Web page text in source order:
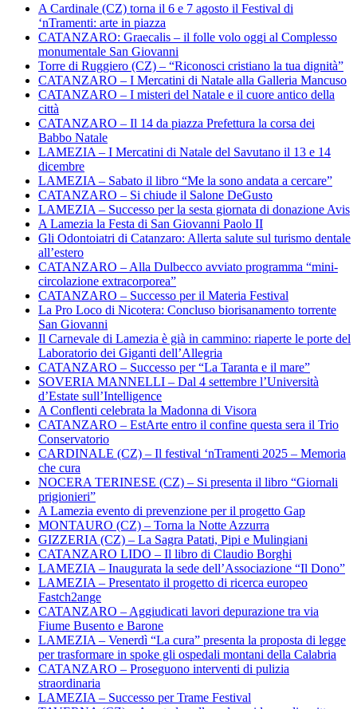
A Cardinale (CZ) torna il 6 e 7 agosto il Festival di
‘nTramenti: arte in piazza
CATANZARO: Graecalis – il folle volo oggi al Complesso
monumentale San Giovanni
Torre di Ruggiero (CZ) – “Riconosci cristiano la tua dignità”
CATANZARO – I Mercatini di Natale alla Galleria Mancuso
CATANZARO – I misteri del Natale e il cuore antico della
città
CATANZARO – Il 14 da piazza Prefettura la corsa dei
Babbo Natale
LAMEZIA – I Mercatini di Natale del Savutano il 13 e 14
dicembre
LAMEZIA – Sabato il libro “Me la sono andata a cercare”
CATANZARO – Si chiude il Salone DeGusto
LAMEZIA – Successo per la sesta giornata di donazione Avis
A Lamezia la Festa di San Giovanni Paolo II
Gli Odontoiatri di Catanzaro: Allerta salute sul turismo dentale
all’estero
CATANZARO – Alla Dulbecco avviato programma “mini-
circolazione extracorporea”
CATANZARO – Successo per il Materia Festival
La Pro Loco di Nicotera: Concluso biorisanamento torrente
San Giovanni
Il Carnevale di Lamezia è già in cammino: riaperte le porte del
Laboratorio dei Giganti dell’Allegria
CATANZARO – Successo per “La Taranta e il mare”
SOVERIA MANNELLI – Dal 4 settembre l’Università
d’Estate sull’Intelligence
A Conflenti celebrata la Madonna di Visora
CATANZARO – EstArte entro il confine questa sera il Trio
Conservatorio
CARDINALE (CZ) – Il festival ‘nTramenti 2025 – Memoria
che cura
NOCERA TERINESE (CZ) – Si presenta il libro “Giornali
prigionieri”
A Lamezia evento di prevenzione per il progetto Gap
MONTAURO (CZ) – Torna la Notte Azzurra
GIZZERIA (CZ) – La Sagra Patati, Pipi e Mulingiani
CATANZARO LIDO – Il libro di Claudio Borghi
LAMEZIA – Inaugurata la sede dell’Associazione “Il Dono”
LAMEZIA – Presentato il progetto di ricerca europeo
Fastch2ange
CATANZARO – Aggiudicati lavori depurazione tra via
Fiume Busento e Barone
LAMEZIA – Venerdì “La cura” presenta la proposta di legge
per trasformare in spoke gli ospedali montani della Calabria
CATANZARO – Proseguono interventi di pulizia
straordinaria
LAMEZIA – Successo per Trame Festival